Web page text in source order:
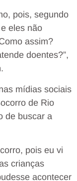
pois, segundo
eles não
assim?
doentes?”,
mídias sociais
de Rio
de buscar a
pois eu vi
crianças
acontecer